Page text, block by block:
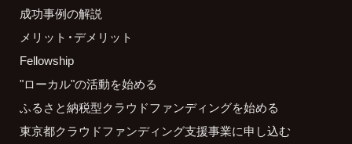
成功事例の解説
メリット・デメリット
Fellowship
"ローカル"の活動を始める
ふるさと納税型クラウドファンディングを始める
東京都クラウドファンディング支援事業に申し込む